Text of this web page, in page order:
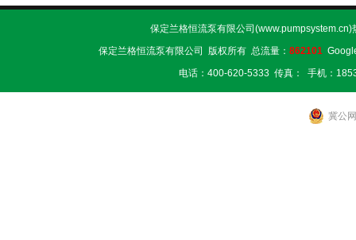
保定兰格恒流泵有限公司(www.pumpsystem.cn)
保定兰格恒流泵有限公司 版权所有 总流量： 862101
电话：400-620-5333 传真： 手机：
冀公